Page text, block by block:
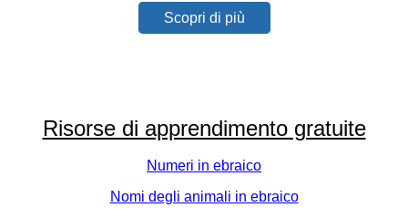
Scopri di più
Risorse di apprendimento gratuite
Numeri in ebraico
Nomi degli animali in ebraico